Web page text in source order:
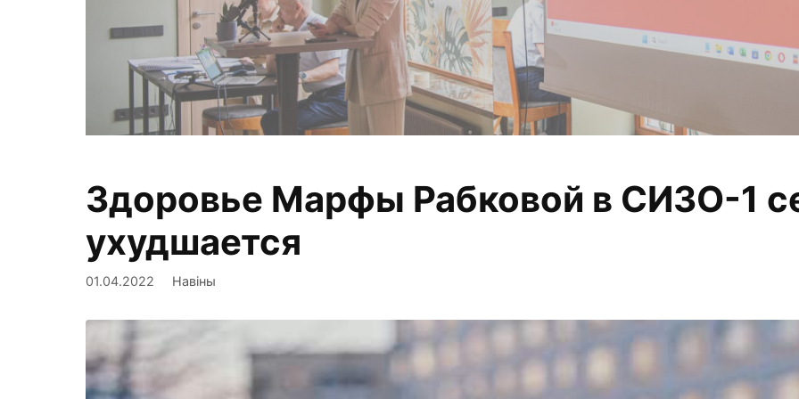
Фиксируем, анализируем,
Здоровье Марфы Рабковой в СИЗО-1
ухудшается
01.04.2022 Навіны